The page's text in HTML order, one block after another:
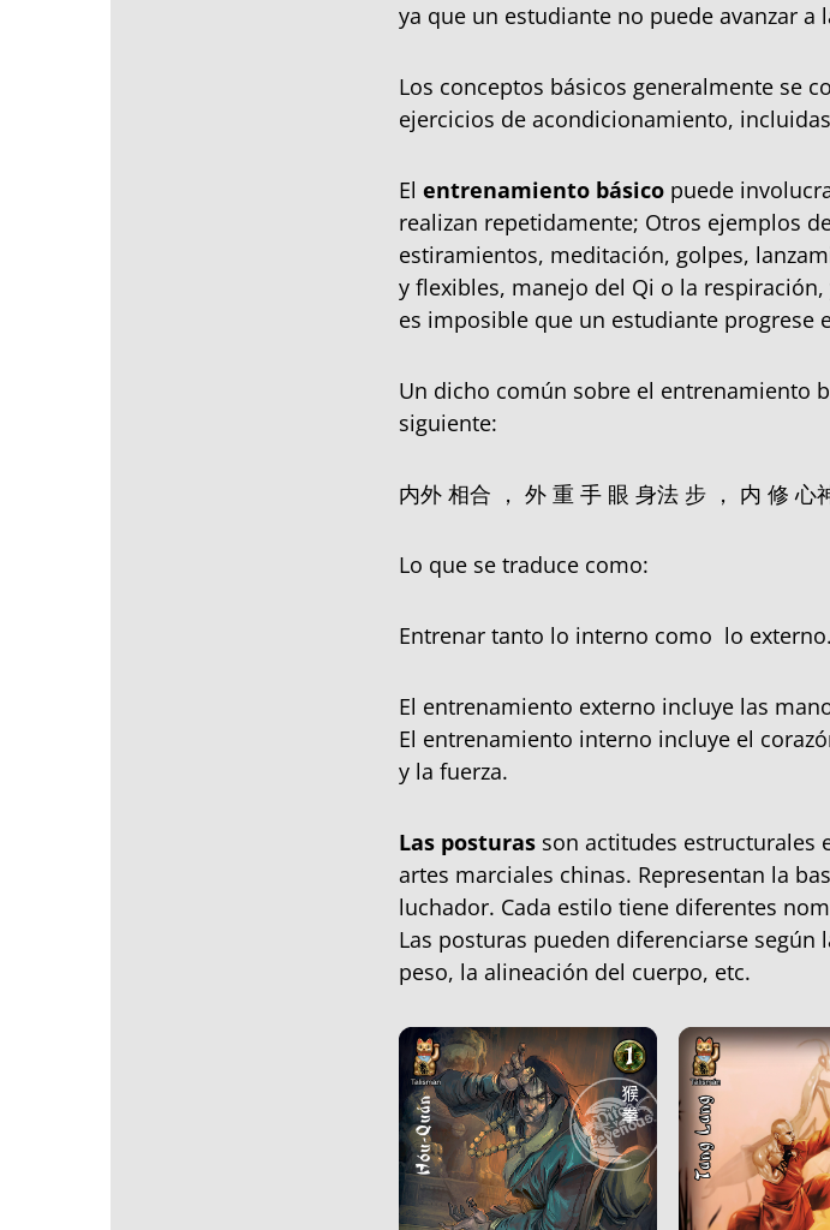
ya que un estudiante no puede avanzar a
Los conceptos básicos generalmente se
ejercicios de acondicionamiento,
El entrenamiento básico puede
realizan repetidamente; Otros ejemplos
estiramientos, meditación, golpes,
y flexibles, manejo del Qi o la
es imposible que un estudiante progrese
Un dicho común sobre el entrenamiento
siguiente:
内外 相合 ， 外 重 手 眼 身法 步 ， 内 修 心
Lo que se traduce como:
Entrenar tanto lo interno como lo externo.
El entrenamiento externo incluye las
El entrenamiento interno incluye el
y la fuerza.
Las posturas son actitudes estructurales
artes marciales chinas. Representan la
luchador. Cada estilo tiene diferentes
Las posturas pueden diferenciarse
peso, la alineación del cuerpo, etc.